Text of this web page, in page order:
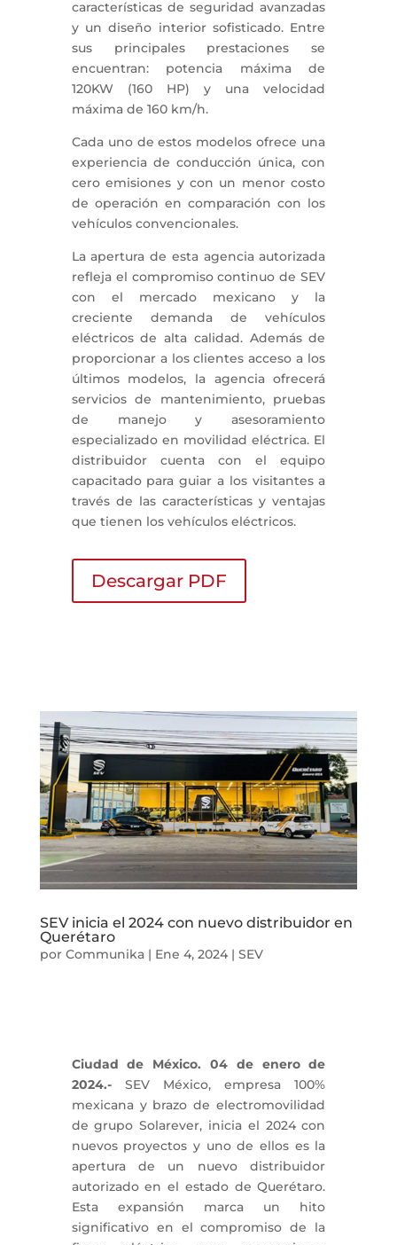
características de seguridad avanzadas
y un diseño interior sofisticado. Entre
sus principales prestaciones se
encuentran: potencia máxima de
120KW (160 HP) y una velocidad
máxima de 160 km/h.
Cada uno de estos modelos ofrece una
experiencia de conducción única, con
cero emisiones y con un menor costo
de operación en comparación con los
vehículos convencionales.
La apertura de esta agencia autorizada
refleja el compromiso continuo de SEV
con el mercado mexicano y la
creciente demanda de vehículos
eléctricos de alta calidad. Además de
proporcionar a los clientes acceso a los
últimos modelos, la agencia ofrecerá
servicios de mantenimiento, pruebas
de manejo y asesoramiento
especializado en movilidad eléctrica. El
distribuidor cuenta con el equipo
capacitado para guiar a los visitantes a
través de las características y ventajas
que tienen los vehículos eléctricos.
Descargar PDF
SEV inicia el 2024 con nuevo distribuidor en
Querétaro
por Communika| Ene 4, 2024| SEV
Ciudad de México. 04 de enero de
2024.- SEV México, empresa 100%
mexicana y brazo de electromovilidad
de grupo Solarever, inicia el 2024 con
nuevos proyectos y uno de ellos es la
apertura de un nuevo distribuidor
autorizado en el estado de Querétaro.
Esta expansión marca un hito
significativo en el compromiso de la